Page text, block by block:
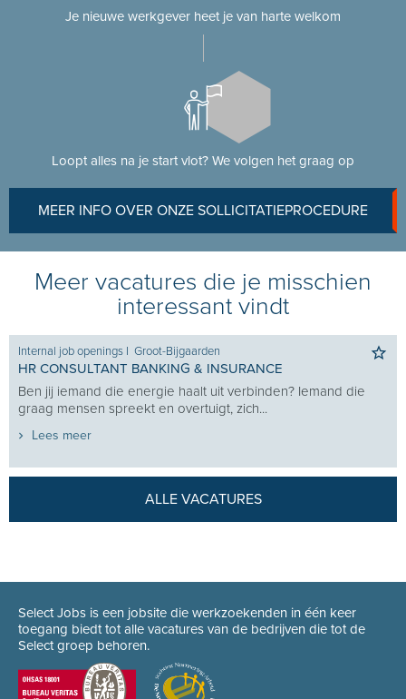
Je nieuwe werkgever heet je van harte welkom
Loopt alles na je start vlot? We volgen het graag op
MEER INFO OVER ONZE SOLLICITATIEPROCEDURE
Meer vacatures die je misschien
interessant vindt
Internal job openings I Groot-Bijgaarden
HR CONSULTANT BANKING & INSURANCE
Ben jij iemand die energie haalt uit verbinden? Iemand die
graag mensen spreekt en overtuigt, zich...
Lees meer
ALLE VACATURES
Select Jobs is een jobsite die werkzoekenden in één keer
toegang biedt tot alle vacatures van de bedrijven die tot de
Select groep behoren.